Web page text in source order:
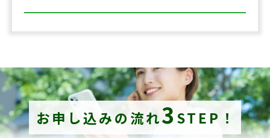
お申し込みの流れ3 STEP！